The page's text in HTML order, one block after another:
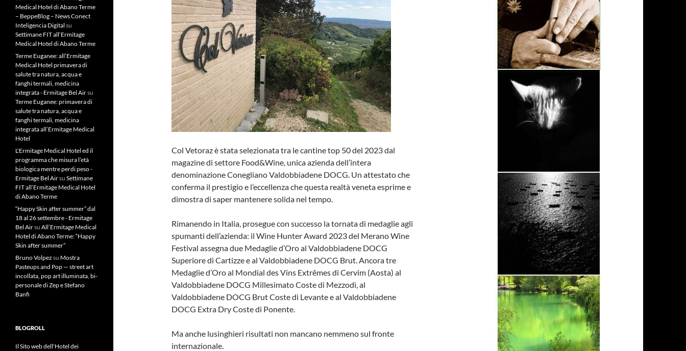
Col Vetoraz è stata selezionata tra le cantine top 50 del 2023 dal
magazine di settore Food&Wine, unica azienda dell’intera
denominazione Conegliano Valdobbiadene DOCG. Un attestato che
conferma il prestigio e l’eccellenza che questa realtà veneta esprime e
dimostra di saper mantenere solida nel tempo.
Rimanendo in Italia, prosegue con successo la tornata di medaglie agli
spumanti dell’azienda: il Wine Hunter Award 2023 del Merano Wine
Festival assegna due Medaglie d’Oro al Valdobbiadene DOCG
Superiore di Cartizze e al Valdobbiadene DOCG Brut. Ancora tre
Medaglie d’Oro al Mondial des Vins Extrêmes di Cervim (Aosta) al
Valdobbiadene DOCG Millesimato Coste di Mezzodì, al
Valdobbiadene DOCG Brut Coste di Levante e al Valdobbiadene
DOCG Extra Dry Coste di Ponente.
Ma anche lusinghieri risultati non mancano nemmeno sul fronte
internazionale.
Medical Hotel di Abano Terme
– BeppeBlog – News Conect
Inteligencia Digital su
Settimane FIT all’Ermitage
Medical Hotel di Abano Terme
Terme Euganee: all’Ermitage
Medical Hotel primavera di
salute tra natura, acqua e
fanghi termali, medicina
integrata - Ermitage Bel Airsu
Terme Euganee: primavera di
salute tra natura, acqua e
fanghi termali, medicina
integrata all’Ermitage Medical
Hotel
L'Ermitage Medical Hotel ed il
programma che misura l’età
biologica mentre perdi peso -
Ermitage Bel Airsu Settimane
FIT all’Ermitage Medical Hotel
di Abano Terme
“Happy Skin after summer” dal
18 al 26 settembre - Ermitage
Bel Airsu All’Ermitage Medical
Hotel di Abano Terme: “Happy
Skin after summer”
Bruno Volpez su Mostra
Pasteups and Pop — street art
incollata, pop art illuminata, bi-
personale di Zep e Stefano
Banfi
BLOGROLL
Il Sito web dell'Hotel dei